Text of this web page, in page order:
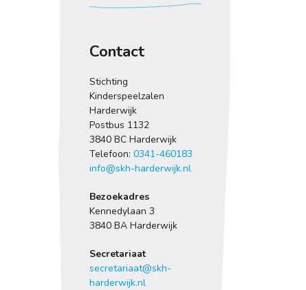
Contact
Stichting
Kinderspeelzalen
Harderwijk
Postbus 1132
3840 BC Harderwijk
Telefoon: 0341-460183
info@skh-harderwijk.nl
Bezoekadres
Kennedylaan 3
3840 BA Harderwijk
Secretariaat
secretariaat@skh-
harderwijk.nl